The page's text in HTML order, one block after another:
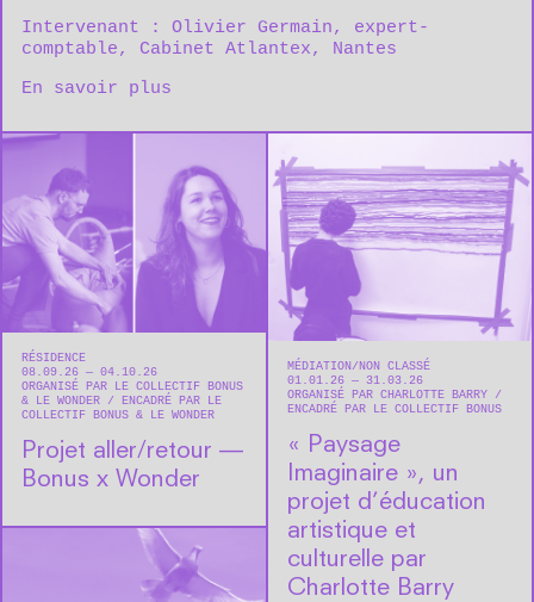
Intervenant : Olivier Germain, expert-
comptable, Cabinet Atlantex, Nantes
En savoir plus
RÉSIDENCE
08.09.26 — 04.10.26
ORGANISÉ PAR LE COLLECTIF BONUS
& LE WONDER
ENCADRÉ PAR LE
COLLECTIF BONUS & LE WONDER
Projet aller/retour —
Bonus x Wonder
MÉDIATION
NON CLASSÉ
01.01.26 — 31.03.26
ORGANISÉ PAR CHARLOTTE BARRY
ENCADRÉ PAR LE COLLECTIF BONUS
« Paysage
Imaginaire », un
projet d’éducation
artistique et
culturelle par
Charlotte Barry